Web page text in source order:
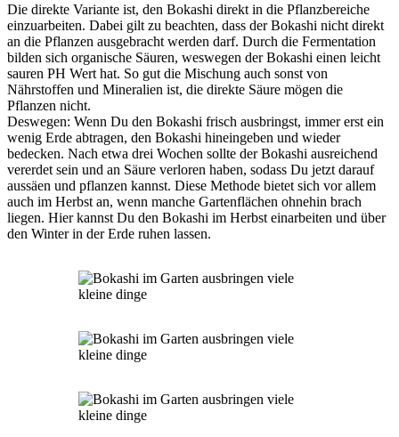
Die direkte Variante ist, den Bokashi direkt in die Pflanzbereiche
einzuarbeiten. Dabei gilt zu beachten, dass der Bokashi nicht direkt
an die Pflanzen ausgebracht werden darf. Durch die Fermentation
bilden sich organische Säuren, weswegen der Bokashi einen leicht
sauren PH Wert hat. So gut die Mischung auch sonst von
Nährstoffen und Mineralien ist, die direkte Säure mögen die
Pflanzen nicht.
Deswegen: Wenn Du den Bokashi frisch ausbringst, immer erst ein
wenig Erde abtragen, den Bokashi hineingeben und wieder
bedecken. Nach etwa drei Wochen sollte der Bokashi ausreichend
vererdet sein und an Säure verloren haben, sodass Du jetzt darauf
aussäen und pflanzen kannst. Diese Methode bietet sich vor allem
auch im Herbst an, wenn manche Gartenflächen ohnehin brach
liegen. Hier kannst Du den Bokashi im Herbst einarbeiten und über
den Winter in der Erde ruhen lassen.